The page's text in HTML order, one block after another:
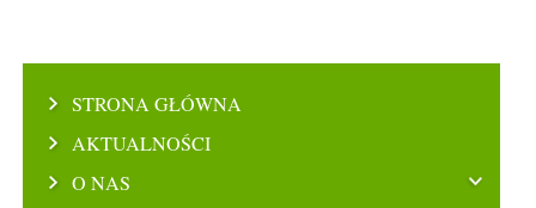
STRONA GŁÓWNA
AKTUALNOŚCI
O NAS